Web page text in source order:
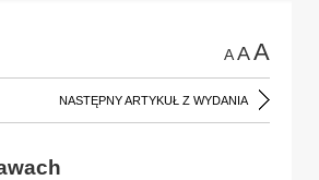
AAA
NASTĘPNY ARTYKUŁ Z WYDANIA